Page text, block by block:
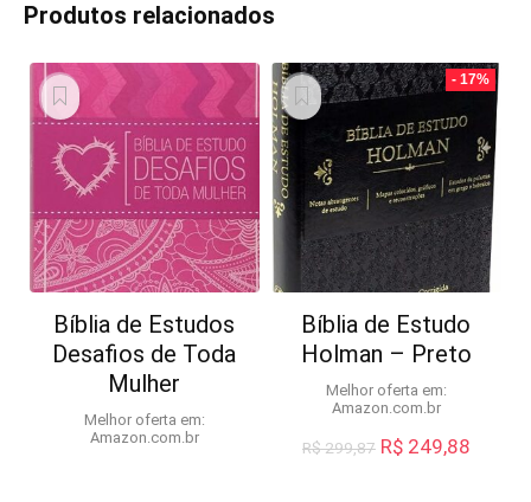
Produtos relacionados
Bíblia de Estudos
Desafios de Toda
Mulher
Melhor oferta em:
Amazon.com.br
- 17%
Bíblia de Estudo
Holman – Preto
Melhor oferta em:
Amazon.com.br
R$299,87 O
R$249,88O